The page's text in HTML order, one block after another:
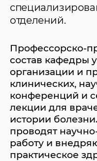
отделений.
Профессорско-
состав кафедры
организации и
клинических,
конференций и
лекции для
истории
проводят
работу и
практическое